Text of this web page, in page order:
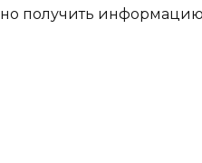
получить